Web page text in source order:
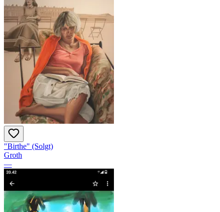
"Birthe" (Solgt)
Groth
—